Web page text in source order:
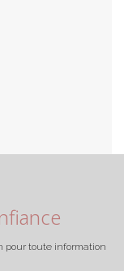
pour toute information